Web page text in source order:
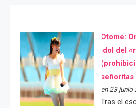
Otome:
idol del
señoritas
en 23 junio
Tras el